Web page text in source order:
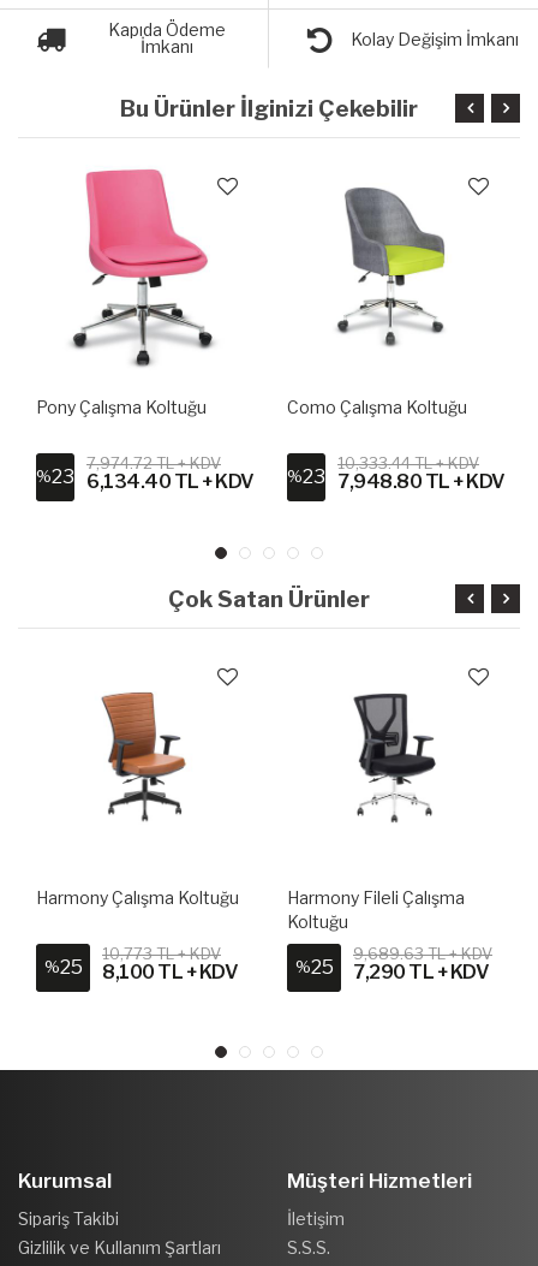
Kapıda Ödeme
İmkanı
Kolay Değişim İmkanı
Bu Ürünler İlginizi Çekebilir
Pony Çalışma Koltuğu
%23
7,974.72 TL + KDV
6,134.40 TL + KDV
Como Çalışma Koltuğu
%23
10,333.44 TL + KDV
7,948.80 TL + KDV
Çok Satan Ürünler
Harmony Çalışma Koltuğu
%25
10,773 TL + KDV
8,100 TL + KDV
Harmony Fileli Çalışma
Koltuğu
%25
9,689.63 TL + KDV
7,290 TL + KDV
Kurumsal
Sipariş Takibi
Gizlilik ve Kullanım Şartları
Müşteri Hizmetleri
İletişim
S.S.S.